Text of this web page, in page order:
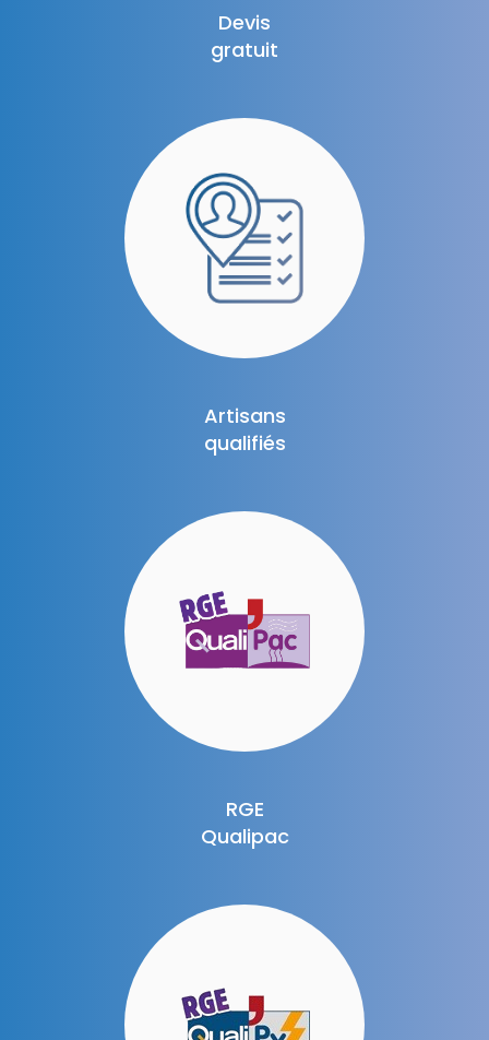
Devis
gratuit
Artisans
qualifiés
RGE
Qualipac